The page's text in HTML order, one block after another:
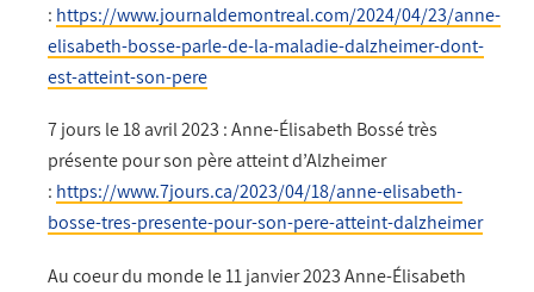
: https://www.journaldemontreal.com/2024/04/23/anne-
elisabeth-bosse-parle-de-la-maladie-dalzheimer-dont-
est-atteint-son-pere
7 jours le 18 avril 2023 : Anne-Élisabeth Bossé très
présente pour son père atteint d’Alzheimer
: https://www.7jours.ca/2023/04/18/anne-elisabeth-
bosse-tres-presente-pour-son-pere-atteint-dalzheimer
Au coeur du monde le 11 janvier 2023 Anne-Élisabeth